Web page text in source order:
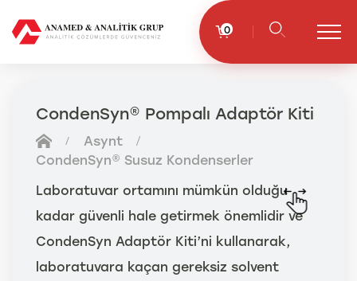
0
CondenSyn® Pompalı Adaptör Kiti
Asynt
CondenSyn® Susuz Kondenserler
Laboratuvar ortamını mümkün olduğu
kadar güvenli hale getirmek önemlidir ve
CondenSyn Adaptör Kiti’ni kullanarak,
laboratuvara kaçan gereksiz solvent